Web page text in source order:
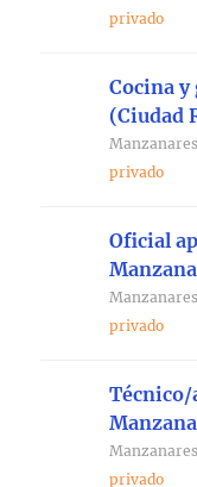
privado
Cocina
(Ciudad
privado
Oficial
privado
Técnico/
privado